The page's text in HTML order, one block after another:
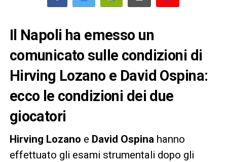
Il Napoli ha emesso un
comunicato sulle condizioni di
Hirving Lozano e David Ospina:
ecco le condizioni dei due
giocatori
Hirving Lozano e David Ospinahanno
effettuato gli esami strumentali dopo gli